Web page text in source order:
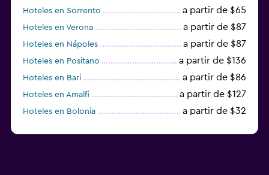
Hoteles en Sorrento a partir de $65
Hoteles en Verona a partir de $87
Hoteles en Nápoles a partir de $87
Hoteles en Positano a partir de $136
Hoteles en Bari a partir de $86
Hoteles en Amalfi a partir de $127
Hoteles en Bolonia a partir de $32